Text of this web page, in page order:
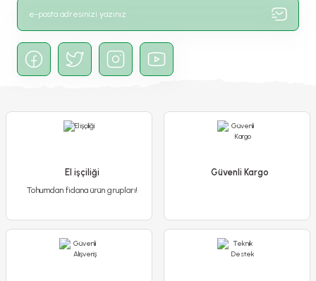
Gönder
Sardunya Çiçeği Pembe Ebruli - Pelargonium potted Colorama Saksılı
250,00 TL
El işçiliği
Tohumdan fidana ürün grupları!
Güvenli Kargo